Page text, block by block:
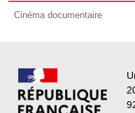
Cinéma documentaire